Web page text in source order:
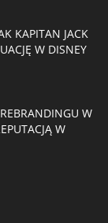
KAPITAN JACK
W DISNEY
W
W